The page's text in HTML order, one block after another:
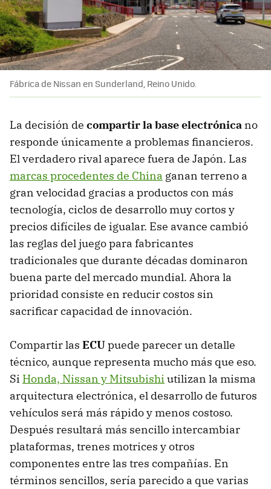
Fábrica de Nissan en Sunderland, Reino Unido.
La decisión de compartir la base electrónica no
responde únicamente a problemas financieros.
El verdadero rival aparece fuera de Japón. Las
marcas procedentes de China ganan terreno a
gran velocidad gracias a productos con más
tecnología, ciclos de desarrollo muy cortos y
precios difíciles de igualar. Ese avance cambió
las reglas del juego para fabricantes
tradicionales que durante décadas dominaron
buena parte del mercado mundial. Ahora la
prioridad consiste en reducir costos sin
sacrificar capacidad de innovación.
Compartir las ECUpuede parecer un detalle
técnico, aunque representa mucho más que eso.
Si Honda, Nissan y Mitsubishi utilizan la misma
arquitectura electrónica, el desarrollo de futuros
vehículos será más rápido y menos costoso.
Después resultará más sencillo intercambiar
plataformas, trenes motrices y otros
componentes entre las tres compañías. En
términos sencillos, sería parecido a que varias